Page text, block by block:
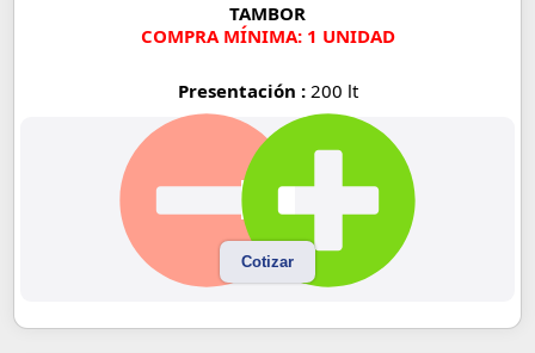
TAMBOR
COMPRA MÍNIMA: 1 UNIDAD
Presentación : 200 lt
Cotizar